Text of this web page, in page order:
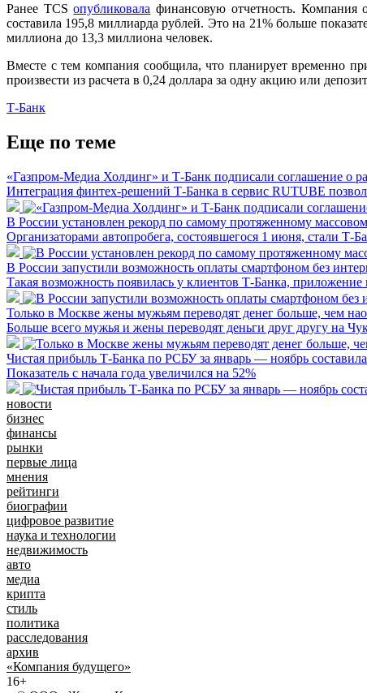
Ранее TCSопубликовала финансовую отчетность.
составила 195,8 миллиарда рублей. Это на 21% больше
миллиона до 13,3 миллиона человек.
Вместе с тем компания сообщила, что планирует временно
произвести из расчета в 0,24 доллара за одну акцию или
Т-Банк
Еще по теме
«Газпром-Медиа Холдинг» и Т-Банк подписали соглашение о
Интеграция финтех-решений Т-Банка в сервис RUTUBE
В России установлен рекорд по самому протяженному
Организаторами автопробега, состоявшегося 1 июня, стали Т-
В России запустили возможность оплаты смартфоном без
Такая возможность появилась у клиентов Т-Банка,
Только в Москве жены мужьям переводят денег больше, чем
Больше всего мужья и жены переводят деньги друг другу на
Чистая прибыль Т-Банка по РСБУ за январь — ноябрь
Показатель с начала года увеличился на 52%
новости
бизнес
финансы
рынки
первые лица
мнения
рейтинги
биографии
цифровое развитие
наука и технологии
недвижимость
авто
медиа
крипта
стиль
политика
расследования
архив
«Компания будущего»
16+